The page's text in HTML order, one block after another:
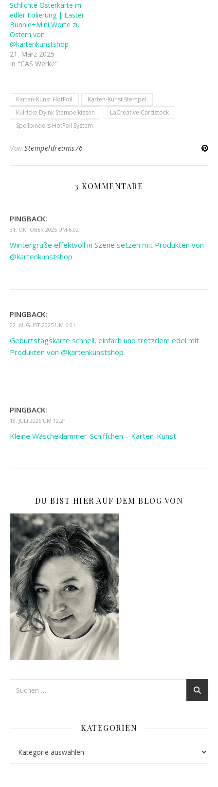
Schlichte Osterkarte m.
edler Folierung | Easter
Bunnie+Mini Worte zu
Ostern von
@kartenkunstshop
21. März 2025
In "CAS Werke"
Karten-Kunst HotFoil
Karten-Kunst Stempel
Kulricke DyInk Stempelkissen
LaCreative Cardstock
Spellbinders HotFoil System
Von Stempeldreams76
3 KOMMENTARE
PINGBACK:
31. OKTOBER 2025 UM 6:02
Wintergrüße effektvoll in Szene setzen mit Produkten von
⁨@kartenkunstshop⁩
PINGBACK:
22. AUGUST 2025 UM 6:01
Geburtstagskarte schnell, einfach und trotzdem edel mit
Produkten von @kartenkunstshop
PINGBACK:
18. JULI 2025 UM 12:21
Kleine Wäscheklammer-Schiffchen – Karten-Kunst
DU BIST HIER AUF DEM BLOG VON
KATEGORIEN